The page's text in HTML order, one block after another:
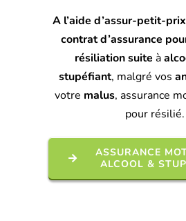
A l’aide d’assur-petit-
contrat d’assurance
résiliationsuite à
stupéfiant, malgré vos
votre malus, assurance
pour résilié.
ASSURANCE
ALCOOL &